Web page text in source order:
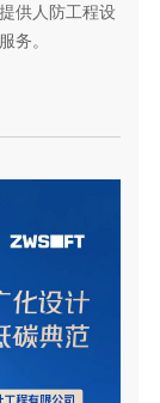
供人防工程设
务。